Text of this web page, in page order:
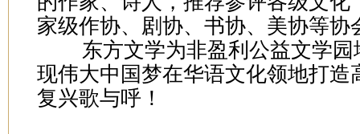
家级作协、剧协、书协、美协等协
东方文学为非盈利公益文学园
现伟大中国梦在华语文化领地打造
复兴歌与呼！